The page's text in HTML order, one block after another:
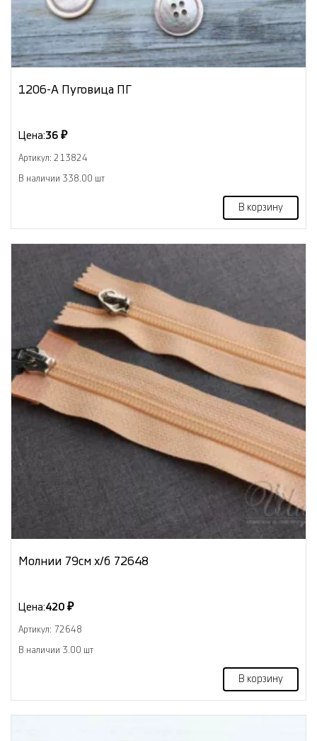
1206-А Пуговица ПГ
Цена:36 ₽
Артикул: 213824
В наличии 338.00 шт
В корзину
Молнии 79см х/б 72648
Цена:420 ₽
Артикул: 72648
В наличии 3.00 шт
В корзину